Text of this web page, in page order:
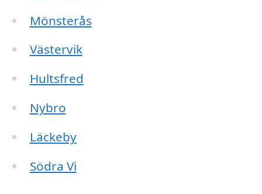
Mönsterås
Västervik
Hultsfred
Nybro
Läckeby
Södra Vi